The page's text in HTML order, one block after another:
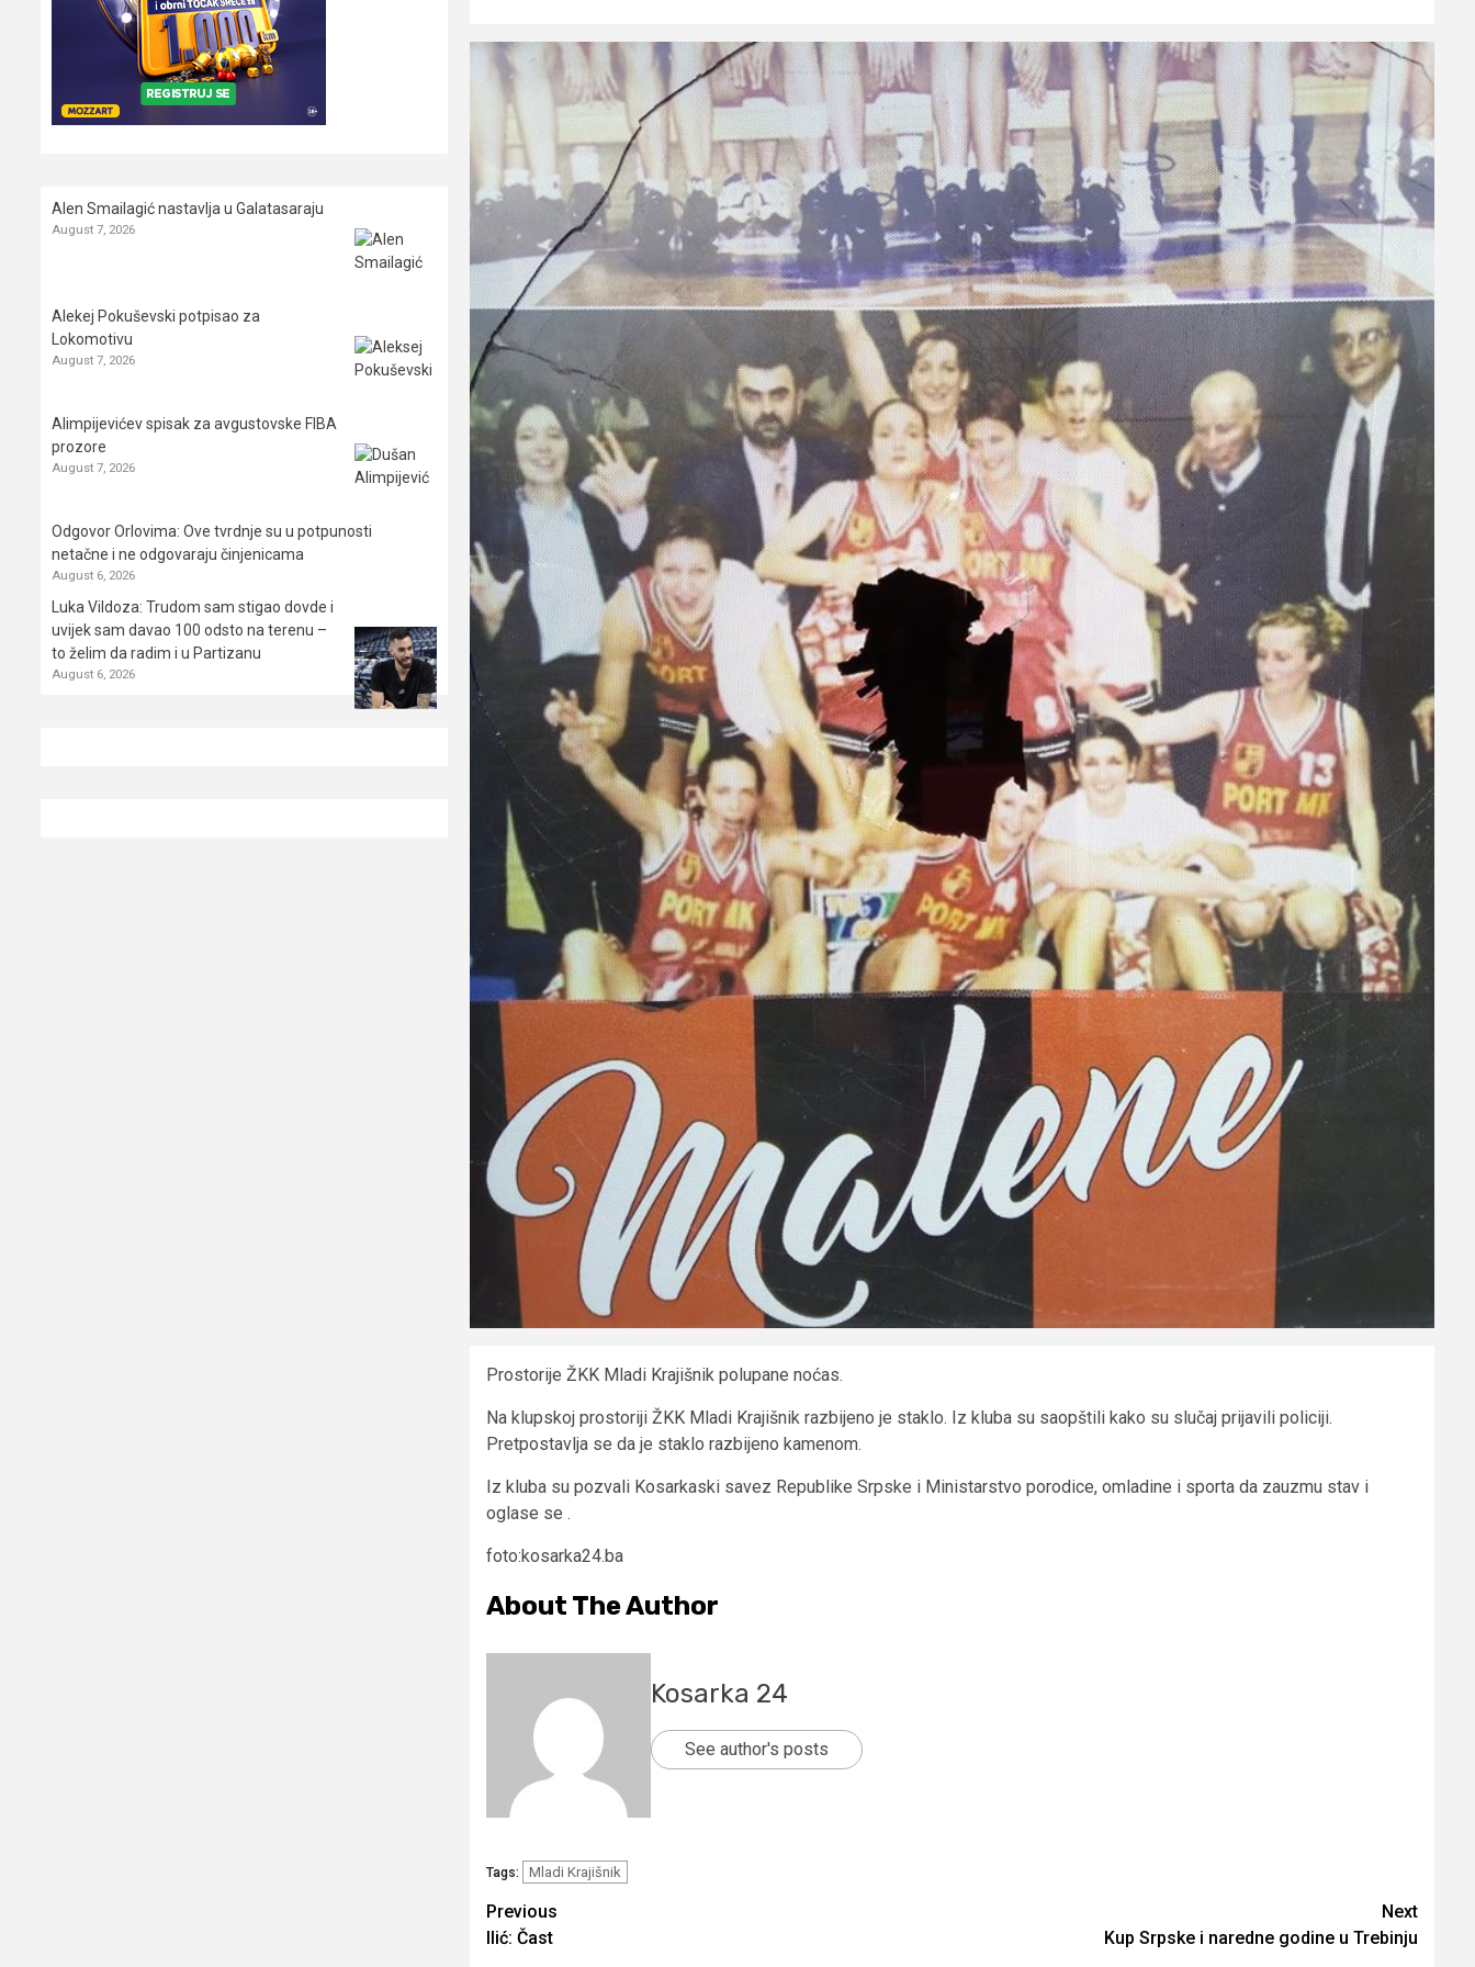
Prostorije ŽKK Mladi Krajišnik polupane noćas.
Na klupskoj prostoriji ŽKK Mladi Krajišnik razbijeno je staklo. Iz kluba su saopštili kako su slučaj prijavili policiji.
Pretpostavlja se da je staklo razbijeno kamenom.
Iz kluba su pozvali Kosarkaski savez Republike Srpske i Ministarstvo porodice, omladine i sporta da zauzmu stav i
oglase se .
foto:kosarka24.ba
About The Author
Kosarka 24
See author's posts
Tags: Mladi Krajišnik
Continue
Reading
Previous
Ilić: Čast
Next
Kup Srpske i naredne godine u Trebinju
Alen Smailagić nastavlja u Galatasaraju
August 7, 2026
Alekej Pokuševski potpisao za
Lokomotivu
August 7, 2026
Alimpijevićev spisak za avgustovske FIBA
prozore
August 7, 2026
Odgovor Orlovima: ​Ove tvrdnje su u potpunosti
netačne i ne odgovaraju činjenicama
August 6, 2026
Luka Vildoza: Trudom sam stigao dovde i
uvijek sam davao 100 odsto na terenu –
to želim da radim i u Partizanu
August 6, 2026